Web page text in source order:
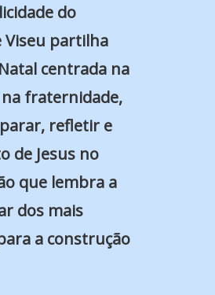
do
Viseu partilha
centrada na
na fraternidade,
refletir e
de Jesus no
que lembra a
dos mais
a construção